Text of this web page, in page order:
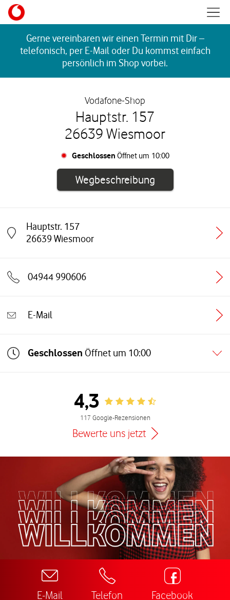
Skip to content
Gerne vereinbaren wir einen Termin mit Dir –
telefonisch, per E-Mail oder Du kommst einfach
persönlich im Shop vorbei.
Vodafone-Shop
Hauptstr. 157
26639 Wiesmoor
Geschlossen Öffnet um 10:00
WegbeschreibungLink öffnet in
Hauptstr. 157
26639Wiesmoor
Link öffnet in einem neuen Tab
04944 990606
E-Mail
Geschlossen Öffnet um 10:00
4,3 Rating 4.3
117 Google-Rezensionen
Bewerte uns jetzt
E-Mail Telefon Facebook